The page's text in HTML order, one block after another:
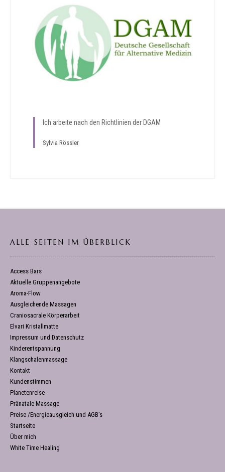
Ich arbeite nach den Richtlinien der DGAM
Sylvia Rössler
ALLE SEITEN IM ÜBERBLICK
Access Bars
Aktuelle Gruppenangebote
Aroma-Flow
Ausgleichende Massagen
Craniosacrale Körperarbeit
Elvari Kristallmatte
Impressum und Datenschutz
Kinderentspannung
Klangschalenmassage
Kontakt
Kundenstimmen
Planetenreise
Pränatale Massage
Preise /Energieausgleich und AGB’s
Startseite
Über mich
White Time Healing